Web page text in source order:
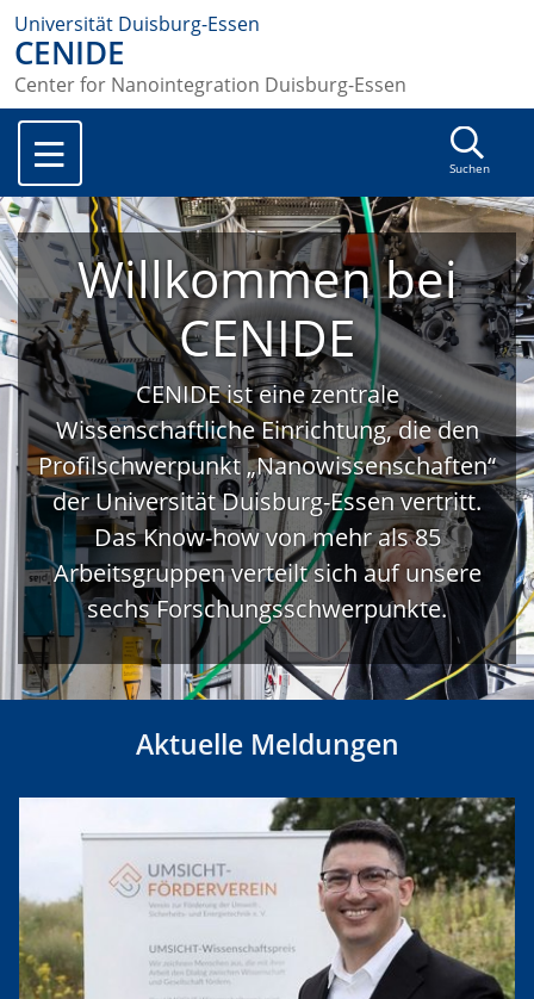
Universität Duisburg-Essen
CENIDE
Center for Nanointegration Duisburg-Essen
Suchen
Willkommen bei
CENIDE
CENIDE ist eine zentrale
Wissenschaftliche Einrichtung, die den
Profilschwerpunkt „Nanowissenschaften“
der Universität Duisburg-Essen vertritt.
Das Know-how von mehr als 85
Arbeitsgruppen verteilt sich auf unsere
sechs Forschungsschwerpunkte.
Aktuelle Meldungen